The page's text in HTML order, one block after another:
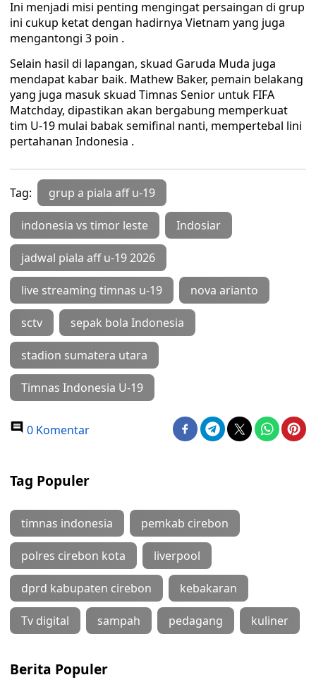
Ini menjadi misi penting mengingat persaingan di grup
ini cukup ketat dengan hadirnya Vietnam yang juga
mengantongi 3 poin .
Selain hasil di lapangan, skuad Garuda Muda juga
mendapat kabar baik. Mathew Baker, pemain belakang
yang juga masuk skuad Timnas Senior untuk FIFA
Matchday, dipastikan akan bergabung memperkuat
tim U-19 mulai babak semifinal nanti, mempertebal lini
pertahanan Indonesia .
Tag: grup a piala aff u-19
indonesia vs timor leste Indosiar
jadwal piala aff u-19 2026
live streaming timnas u-19 nova arianto
sctv sepak bola Indonesia
stadion sumatera utara
Timnas Indonesia U-19
0 Komentar
Tag Populer
timnas indonesia pemkab cirebon
polres cirebon kota liverpool
dprd kabupaten cirebon kebakaran
Tv digital sampah pedagang kuliner
Berita Populer